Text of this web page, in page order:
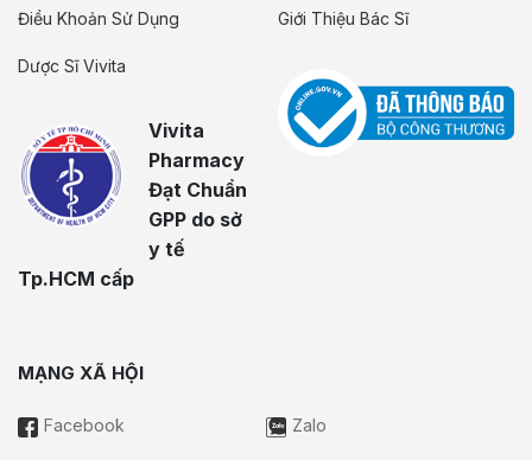
Điều Khoản Sử Dụng
Dược Sĩ Vivita
Vivita
Pharmacy
Đạt Chuẩn
GPP do sở
y tế
Tp.HCM cấp
Giới Thiệu Bác Sĩ
MẠNG XÃ HỘI
Facebook Zalo